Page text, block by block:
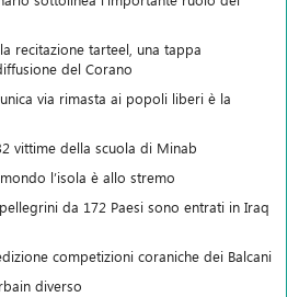
recitazione tarteel, una tappa
del Corano
via rimasta ai popoli liberi è la
vittime della scuola di Minab
l’isola è allo stremo
da 172 Paesi sono entrati in Iraq
competizioni coraniche dei Balcani
diverso